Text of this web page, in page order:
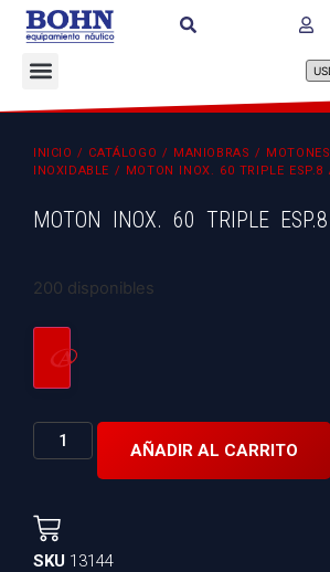
INICIO / CATÁLOGO / MANIOBRAS / MOTONES
INOXIDABLE / MOTON INOX. 60 TRIPLE ESP.8
MOTON INOX. 60 TRIPLE
200 disponibles
AÑADIR AL CARRITO
SKU 13144